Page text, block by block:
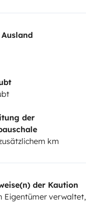
der
km
der Kaution
Eigentümer verwaltet,